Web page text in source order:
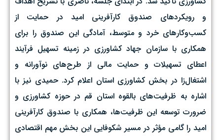
و رویکردهای صندوق کارآفرینی امید در حمایت از
کسب‌وکارهای خرد و متوسط، آمادگی این صندوق را برای
همکاری با سازمان جهاد کشاورزی در زمینه تسهیل فرآیند
اعطای تسهیلات و حمایت مالی از طرح‌های نوآورانه و
اشتغال‌زا در بخش کشاورزی استان اعلام کرد. حمیدی نیز با
اشاره به ظرفیت‌های بالقوه استان قم در حوزه کشاورزی و
ضرورت توسعه این ظرفیت‌ها، همکاری با صندوق کارآفرینی
امید را گامی مؤثر در مسیر شکوفایی این بخش مهم اقتصادی